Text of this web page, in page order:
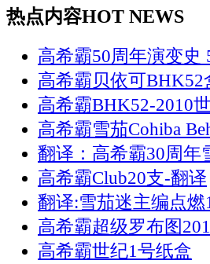
热点内容HOT NEWS
高希霸50周年演变史
高希霸贝依可BHK52
高希霸BHK52-2010
高希霸雪茄Cohiba
翻译：高希霸30周年
高希霸Club20支-翻译
翻译:雪茄迷主编点燃
高希霸超级罗布图
高希霸世纪1号纸盒